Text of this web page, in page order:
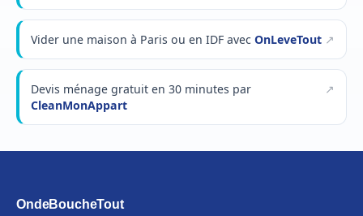
Vider une maison à Paris ou en IDF avec OnLeveTout
Devis ménage gratuit en 30 minutes par
CleanMonAppart
OndeBoucheTout